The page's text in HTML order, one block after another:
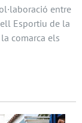
entre
Esportiu de la
comarca els